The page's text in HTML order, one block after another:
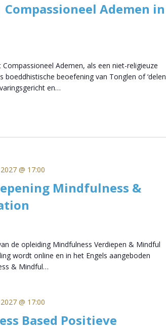
Ademen in
Ademen, als een niet-religieuze
beoefening van Tonglen of ‘delen
en…
Mindfulness &
@ 17:00
de opleiding Mindfulness Verdiepen & Mindful
wordt online en in het Engels aangeboden
& Mindful…
Based Positieve
@ 17:00